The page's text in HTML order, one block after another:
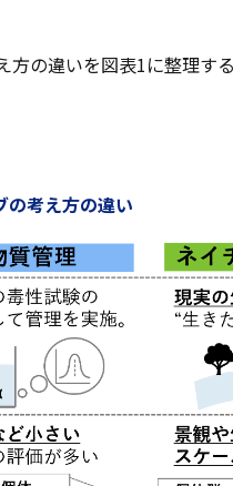
の違いを図表1に整理す
の考え方の違い